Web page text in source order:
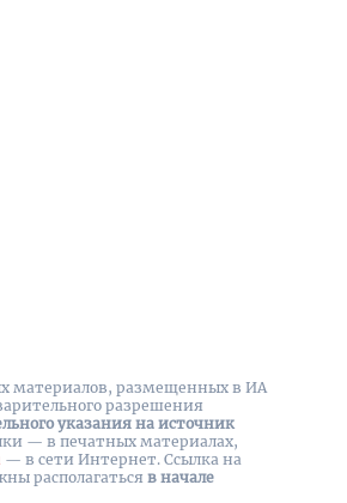
материалов, размещенных в ИА
разрешения
указания на источник
— в печатных материалах,
— в сети Интернет. Ссылка на
располагаться в начале